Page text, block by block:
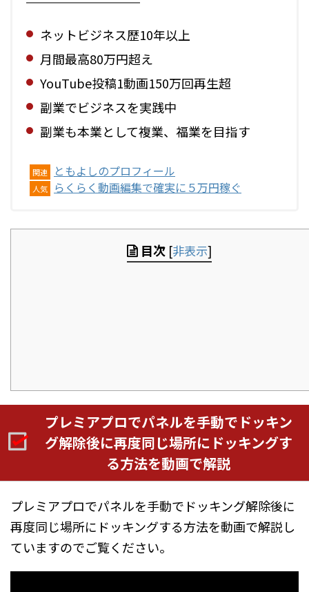
ネットビジネス歴10年以上
月間最高80万円超え
YouTube投稿1動画150万回再生超
副業でビジネスを実践中
副業も本業として複業、福業を目指す
関連 ともよしのプロフィール
人気 らくらく動画編集で確実に５万円稼ぐ
目次 [非表示]
プレミアプロでパネルを手動でドッキン
グ解除後に再度同じ場所にドッキングす
る方法を動画で解説
プレミアプロでパネルを手動でドッキング解除後に
再度同じ場所にドッキングする方法を動画で解説し
ていますのでご覧ください。